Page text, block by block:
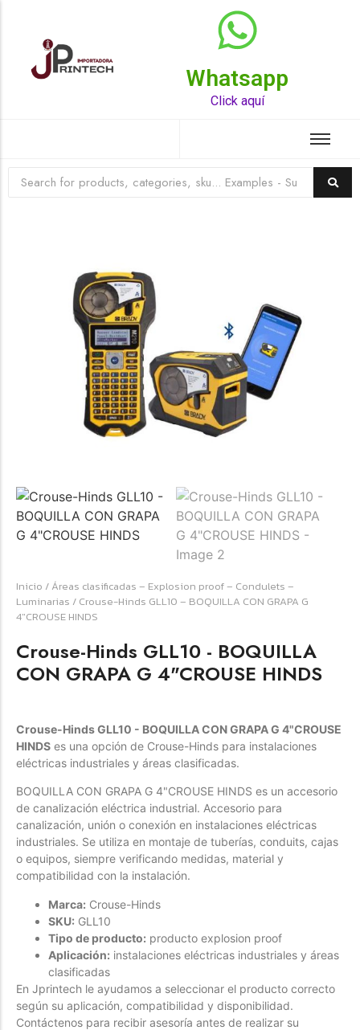
Whatsapp
Click aquí
Top Rated Product
☆☆☆☆☆
Raychem HVT-Z-253/353-G – PUNTA
TERMINAL UNIP INT 35KV 2/0-350 MCM
para conexiones eléctricas, terminaciones y empalmes
industriales. Consulte este producto en Jprintech…
Add to Cart
Forfeited you engrossed
Another as studied
Forfeited you engrossed
Especially favourable
Menswear
Forfeited you engrossed
Another as studied
Forfeited you engrossed
Especially favourable
Video
Inicio / Áreas clasificadas – Explosion proof – Condulets –
Luminarias / Crouse-Hinds GLL10 – BOQUILLA CON GRAPA G
4″CROUSE HINDS
Crouse-Hinds GLL10 - BOQUILLA
CON GRAPA G 4"CROUSE HINDS
Crouse-Hinds GLL10 - BOQUILLA CON GRAPA G 4"CROUSE
HINDS es una opción de Crouse-Hinds para instalaciones
eléctricas industriales y áreas clasificadas.
BOQUILLA CON GRAPA G 4"CROUSE HINDS es un accesorio
de canalización eléctrica industrial. Accesorio para
canalización, unión o conexión en instalaciones eléctricas
industriales. Se utiliza en montaje de tuberías, conduits, cajas
o equipos, siempre verificando medidas, material y
compatibilidad con la instalación.
Marca: Crouse-Hinds
SKU: GLL10
Tipo de producto: producto explosion proof
Aplicación: instalaciones eléctricas industriales y áreas
clasificadas
En Jprintech le ayudamos a seleccionar el producto correcto
según su aplicación, compatibilidad y disponibilidad.
Contáctenos para recibir asesoría antes de realizar su